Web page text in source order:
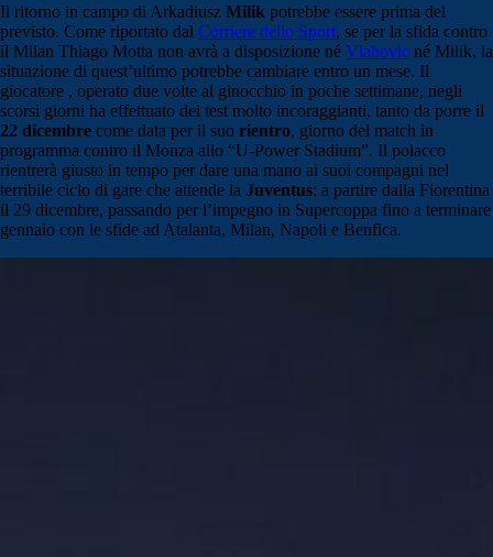
Il ritorno in campo di Arkadiusz Milik potrebbe essere prima del
previsto. Come riportato dal Corriere dello Sport, se per la sfida contro
il Milan Thiago Motta non avrà a disposizione né Vlahovic né Milik, la
situazione di quest’ultimo potrebbe cambiare entro un mese. Il
giocatore , operato due volte al ginocchio in poche settimane, negli
scorsi giorni ha effettuato dei test molto incoraggianti, tanto da porre il
22 dicembre come data per il suo rientro, giorno del match in
programma contro il Monza allo “U-Power Stadium”. Il polacco
rientrerà giusto in tempo per dare una mano ai suoi compagni nel
terribile ciclo di gare che attende la Juventus: a partire dalla Fiorentina
il 29 dicembre, passando per l’impegno in Supercoppa fino a terminare
gennaio con le sfide ad Atalanta, Milan, Napoli e Benfica.